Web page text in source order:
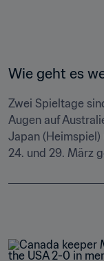
Wie geht es
Zwei Spieltage
Augen auf
Japan
24. und 29. März